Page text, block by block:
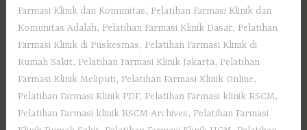
Farmasi Klinik dan Komunitas, Pelatihan Farmasi Klinik dan
Komunitas Adalah, Pelatihan Farmasi Klinik Dasar, Pelatihan
Farmasi Klinik di Puskesmas, Pelatihan Farmasi Klinik di
Rumah Sakit, Pelatihan Farmasi Klinik Jakarta, Pelatihan
Farmasi Klinik Meliputi, Pelatihan Farmasi Klinik Online,
Pelatihan Farmasi Klinik PDF, Pelatihan Farmasi klinik RSCM,
Pelatihan Farmasi klinik RSCM Archives, Pelatihan Farmasi